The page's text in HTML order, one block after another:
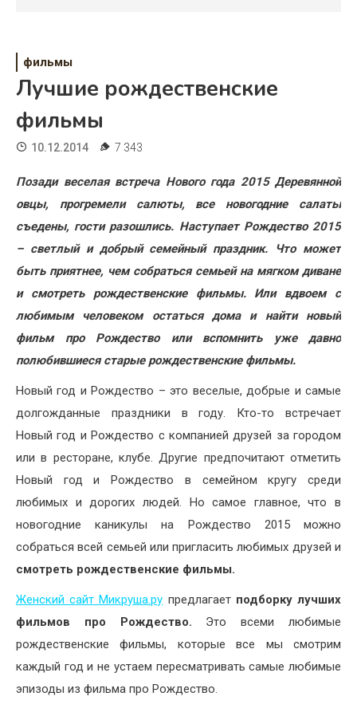
Свадьба
Жизнь
Хобби
Красота
Недвижимость
фильмы
Лучшие рождественские
фильмы
10.12.2014 7 343
Позади веселая встреча Нового года 2015 Деревянной
овцы, прогремели салюты, все новогодние салаты
съедены, гости разошлись. Наступает Рождество 2015
– светлый и добрый семейный праздник. Что может
быть приятнее, чем собраться семьей на мягком диване
и смотреть рождественские фильмы. Или вдвоем с
любимым человеком остаться дома и найти новый
фильм про Рождество или вспомнить уже давно
полюбившиеся старые рождественские фильмы.
Новый год и Рождество – это веселые, добрые и самые
долгожданные праздники в году. Кто-то встречает
Новый год и Рождество с компанией друзей за городом
или в ресторане, клубе. Другие предпочитают отметить
Новый год и Рождество в семейном кругу среди
любимых и дорогих людей. Но самое главное, что в
новогодние каникулы на Рождество 2015 можно
собраться всей семьей или пригласить любимых друзей и
смотреть рождественские фильмы.
Женский сайт Микруша.ру предлагает подборку лучших
фильмов про Рождество. Это всеми любимые
рождественские фильмы, которые все мы смотрим
каждый год и не устаем пересматривать самые любимые
эпизоды из фильма про Рождество.